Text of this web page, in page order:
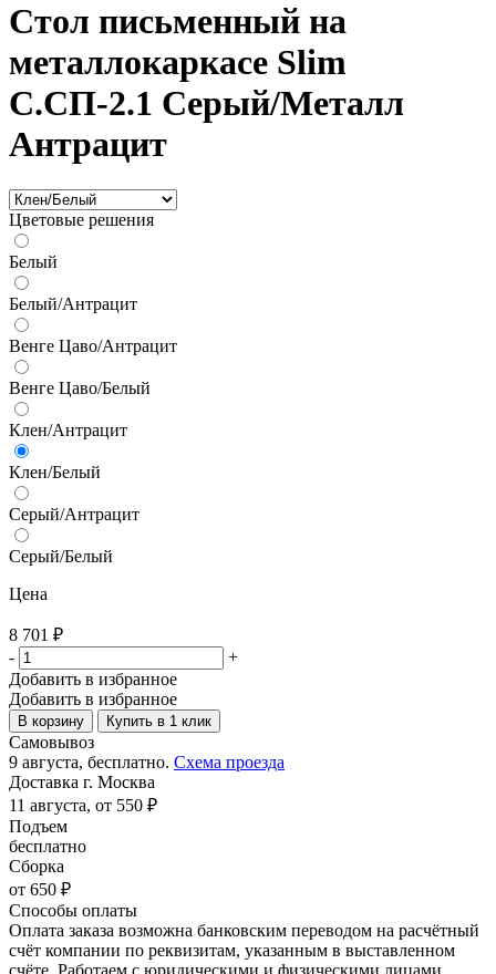
Стол письменный на
металлокаркасе Slim
С.СП-2.1 Серый/Металл
Антрацит
Цветовые решения
Белый
Белый/Антрацит
Венге Цаво/Антрацит
Венге Цаво/Белый
Клен/Антрацит
Клен/Белый
Серый/Антрацит
Серый/Белый
Цена
8 701 ₽
-
+
Добавить в избранное
Добавить в избранное
В корзину Купить в 1 клик
Самовывоз
9 августа, бесплатно. Схема проезда
Доставка г. Москва
11 августа, от 550 ₽
Подъем
бесплатно
Сборка
от 650 ₽
Способы оплаты
Оплата заказа возможна банковским переводом на расчётный
счёт компании по реквизитам, указанным в выставленном
счёте. Работаем с юридическими и физическими лицами.